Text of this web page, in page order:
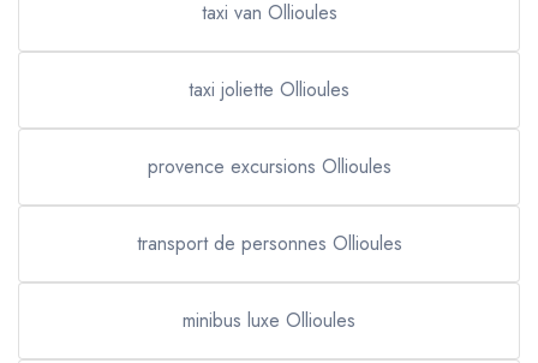
taxi van Ollioules
taxi joliette Ollioules
provence excursions Ollioules
transport de personnes Ollioules
minibus luxe Ollioules